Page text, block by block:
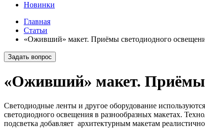
Новинки
Главная
Статьи
«Оживший» макет. Приёмы светодиодного
Задать вопрос
«Оживший» макет. Приёмы
Светодиодные ленты и другое оборудование
светодиодного освещения в разнообразных макетах.
подсветка добавляет архитектурным макетам